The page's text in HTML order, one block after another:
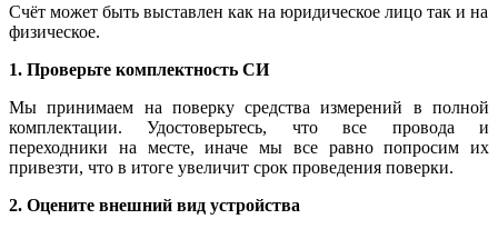
Счёт может быть выставлен как на юридическое лицо так и на
физическое.
1. Проверьте комплектность СИ
Мы принимаем на поверку средства измерений в полной
комплектации. Удостоверьтесь, что все провода и
переходники на месте, иначе мы все равно попросим их
привезти, что в итоге увеличит срок проведения поверки.
2. Оцените внешний вид устройства